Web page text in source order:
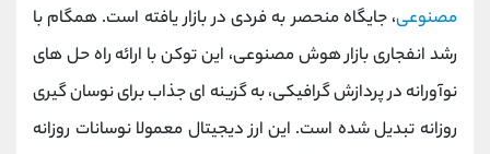
مصنوعی، جایگاه منحصر به فردی در بازار یافته است. همگام با
رشد انفجاری بازار هوش مصنوعی، این توکن با ارائه راه‌ حل ‌های
نوآورانه در پردازش گرافیکی، به گزینه ‌ای جذاب برای نوسان ‌گیری
روزانه تبدیل شده است. این ارز دیجیتال معمولا نوسانات روزانه